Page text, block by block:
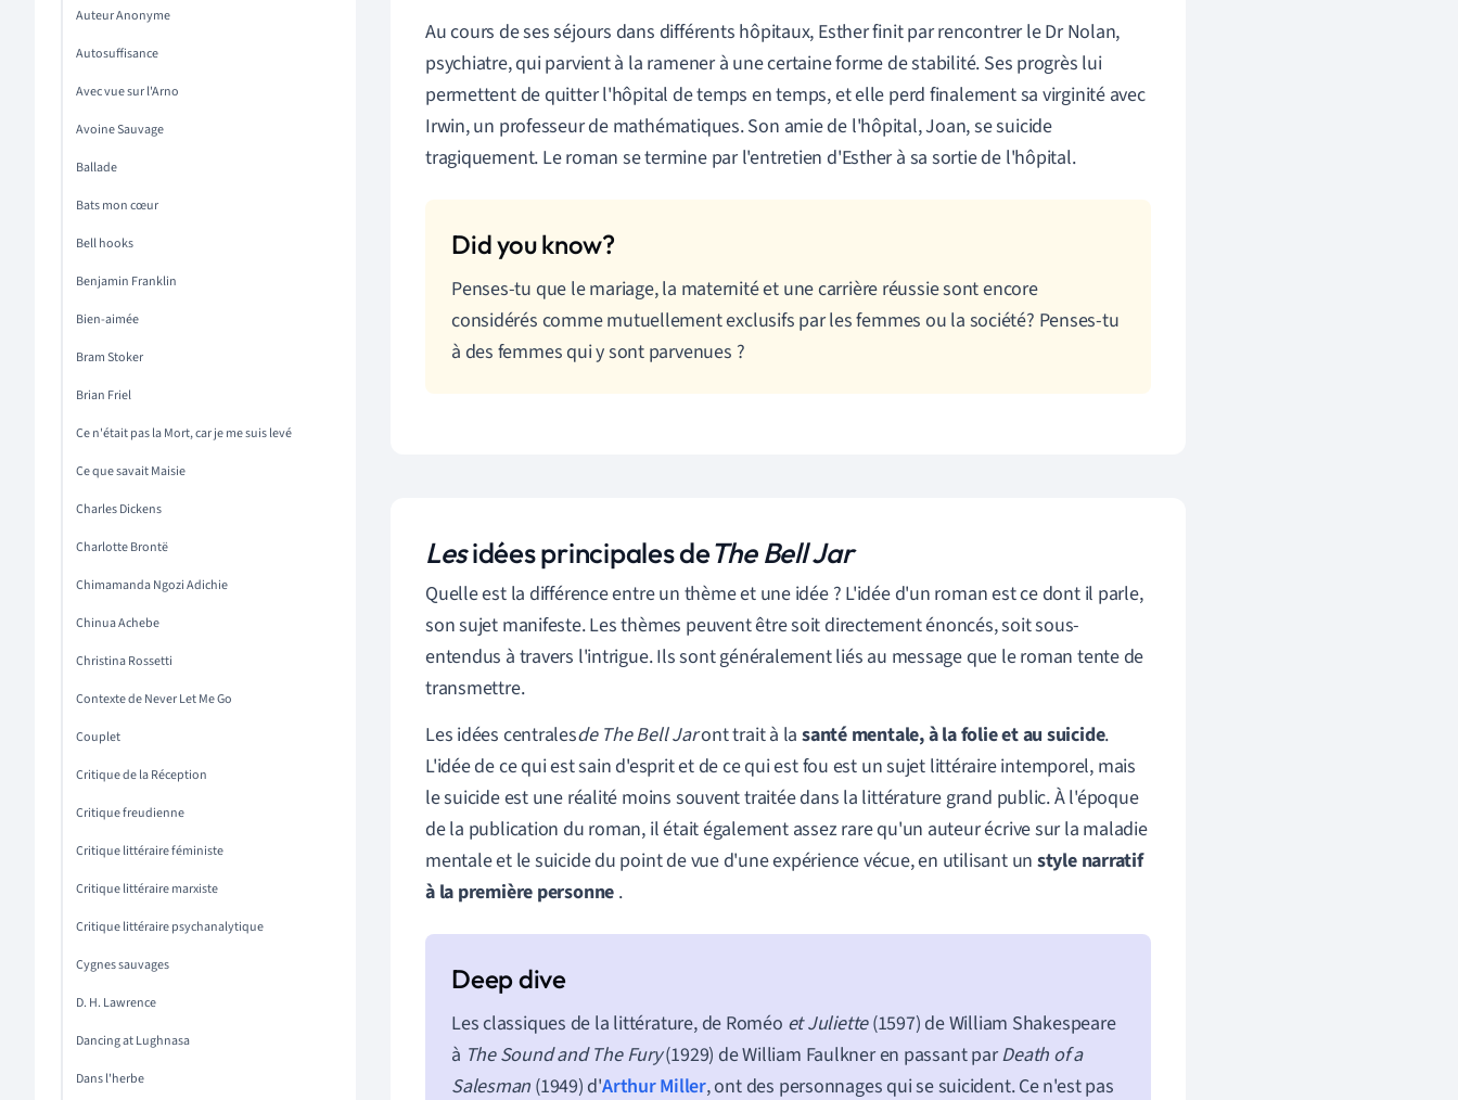
Auteur Anonyme
Autosuffisance
Avec vue sur l'Arno
Avoine Sauvage
Ballade
Bats mon cœur
Bell hooks
Benjamin Franklin
Bien-aimée
Bram Stoker
Brian Friel
Ce n'était pas la Mort, car je me suis levé
Ce que savait Maisie
Charles Dickens
Charlotte Brontë
Chimamanda Ngozi Adichie
Chinua Achebe
Christina Rossetti
Contexte de Never Let Me Go
Couplet
Critique de la Réception
Critique freudienne
Critique littéraire féministe
Critique littéraire marxiste
Critique littéraire psychanalytique
Cygnes sauvages
D. H. Lawrence
Dancing at Lughnasa
Dans l'herbe
Au cours de ses séjours dans différents hôpitaux, Esther finit par rencontrer le Dr Nolan,
psychiatre, qui parvient à la ramener à une certaine forme de stabilité. Ses progrès lui
permettent de quitter l'hôpital de temps en temps, et elle perd finalement sa virginité avec
Irwin, un professeur de mathématiques. Son amie de l'hôpital, Joan, se suicide
tragiquement. Le roman se termine par l'entretien d'Esther à sa sortie de l'hôpital.
Penses-tu que lemariage, la maternité et une carrière réussiesont encore
considérés comme mutuellement exclusifs par les femmes ou la société? Penses-tu
à des femmes qui y sont parvenues ?
Lesidées principales deThe Bell Jar
Quelle est la différence entre un thème et une idée ? L'idée d'un roman est ce dont il parle,
son sujet manifeste. Les thèmes peuvent être soit directement énoncés, soit sous-
entendus à travers l'intrigue. Ils sont généralement liés au message que le roman tente de
transmettre.
Les idées centralesde The Bell Jaront trait à la santé mentale, à la folie et au suicide.
L'idée de ce qui est sain d'esprit et de ce qui est fou est un sujet littéraire intemporel, mais
le suicide est une réalité moins souvent traitée dans la littérature grand public. À l'époque
de la publication du roman, il était également assez rare qu'un auteur écrive sur la maladie
mentale et le suicide du point de vue d'une expérience vécue, en utilisant un style narratif
à la première personne .
Les classiques de la littérature, de Roméo et Juliette(1597) de William Shakespeare
à The Sound and The Fury(1929) de William Faulkner en passant parDeath of a
Salesman (1949) d'Arthur Miller, ont des personnages qui se suicident. Ce n'est pas